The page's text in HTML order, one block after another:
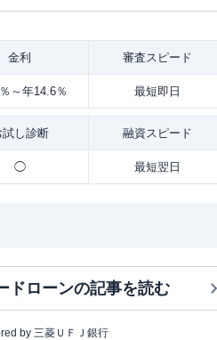
金利 審査スピード
～年14.6％ 最短即日
試し診断 融資スピード
◯ 最短翌日
ドローンの記事を読む
by 三菱ＵＦＪ銀行